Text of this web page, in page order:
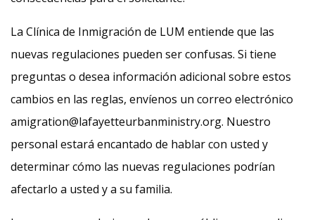
La Clínica de Inmigración de LUM entiende que las
nuevas regulaciones pueden ser confusas. Si tiene
preguntas o desea información adicional sobre estos
cambios en las reglas, envíenos un correo electrónico
amigration@lafayetteurbanministry.org. Nuestro
personal estará encantado de hablar con usted y
determinar cómo las nuevas regulaciones podrían
afectarlo a usted y a su familia.